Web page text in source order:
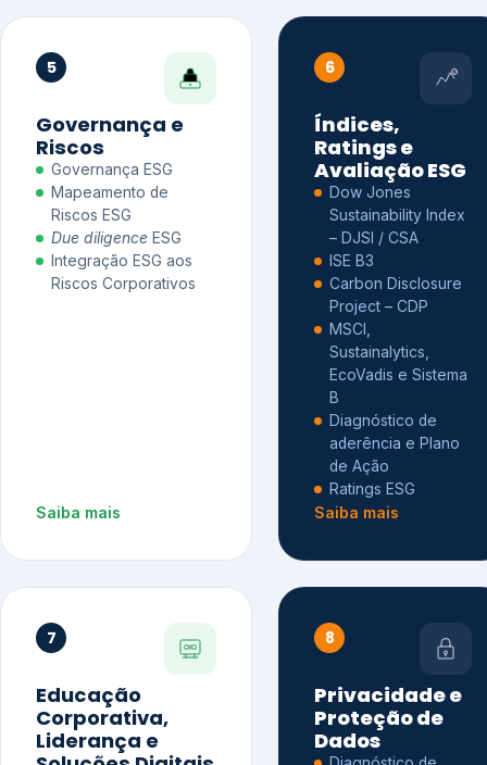
5
Governança e
Riscos
Governança ESG
Mapeamento de
Riscos ESG
Due diligence ESG
Integração ESG aos
Riscos Corporativos
Saiba mais
6
Índices,
Ratings e
Avaliação ESG
Dow Jones
Sustainability Index
– DJSI / CSA
ISE B3
Carbon Disclosure
Project – CDP
MSCI,
Sustainalytics,
EcoVadis e Sistema
B
Diagnóstico de
aderência e Plano
de Ação
Ratings ESG
Saiba mais
7
Educação
Corporativa,
Liderança e
8
Privacidade e
Proteção de
Dados